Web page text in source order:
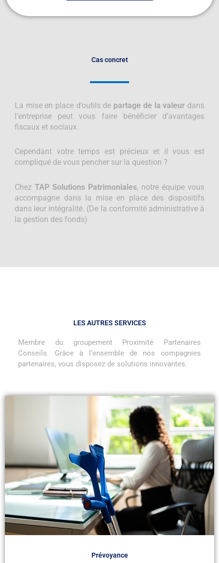
Cas concret
La mise en place d’outils de partage de la valeur dans
l’entreprise peut vous faire bénéficier d’avantages
fiscaux et sociaux.
Cependant votre temps est précieux et il vous est
compliqué de vous pencher sur la question ?
Chez TAP Solutions Patrimoniales, notre équipe vous
accompagne dans la mise en place des dispositifs
dans leur intégralité. (De la conformité administrative à
la gestion des fonds)
LES AUTRES SERVICES
Membre du groupement Proximité Partenaires
Conseils. Grâce à l’ensemble de nos compagnies
partenaires, vous disposez de solutions innovantes.
Prévoyance